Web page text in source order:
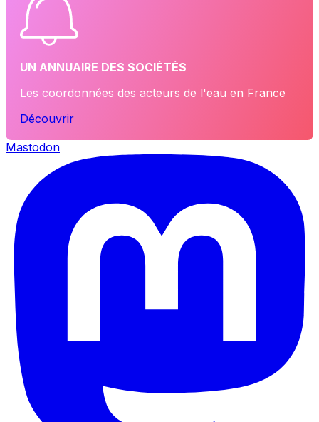
UN ANNUAIRE DES SOCIÉTÉS
Les coordonnées des acteurs de l'eau en France
Découvrir
Mastodon